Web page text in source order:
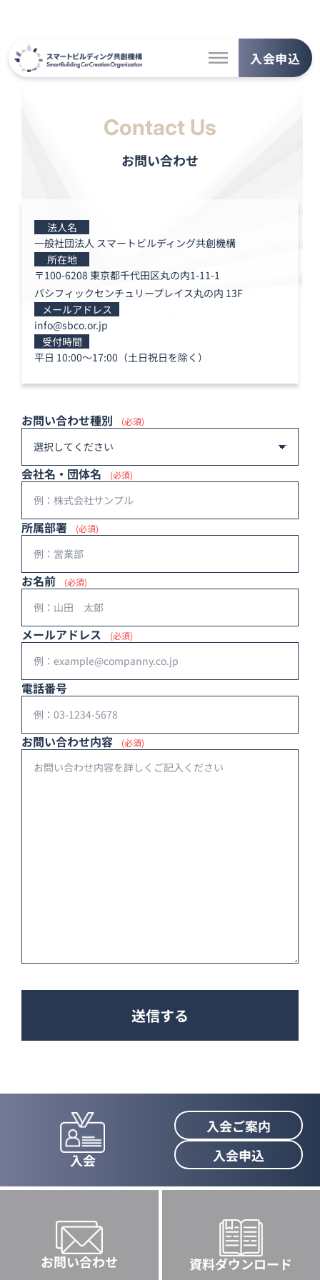
入会申込
Contact Us
お問い合わせ
法人名
一般社団法人 スマートビルディング共創機構
所在地
〒100-6208 東京都千代田区丸の内1-11-1
パシフィックセンチュリープレイス丸の内 13F
メールアドレス
info@sbco.or.jp
受付時間
平日 10:00〜17:00（土日祝日を除く）
お問い合わせ種別 (必須)
会社名・団体名 (必須)
所属部署 (必須)
お名前 (必須)
メールアドレス (必須)
電話番号
お問い合わせ内容 (必須)
入会
入会ご案内
入会申込
お問い合わせ 資料ダウンロード